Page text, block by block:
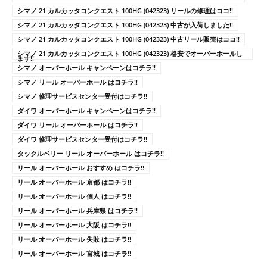
シマノ 21 カルカッタコンクエスト 100HG (042323) リールの修理はココ!!
シマノ 21 カルカッタコンクエスト 100HG (042323) 中古が入荷しました!!
シマノ 21 カルカッタコンクエスト 100HG (042323) 中古リール販売はココ!!
シマノ 21 カルカッタコンクエスト 100HG (042323) 格安でオーバーホールし
ます!!
シマノ オーバーホール キャンペーンはコチラ!!
シマノ リール オーバーホール はコチラ!!
シマノ 修理サービスセンター受付はコチラ!!
ダイワ オーバーホール キャンペーンはコチラ!!
ダイワ リール オーバーホール はコチラ!!
ダイワ 修理サービスセンター受付はコチラ!!
タックルベリー リール オーバーホール はコチラ!!
リール オーバーホール おすすめ はコチラ!!
リール オーバーホール 京都 はコチラ!!
リール オーバーホール 個人 はコチラ!!
リール オーバーホール 兵庫県 はコチラ!!
リール オーバーホール 大阪 はコチラ!!
リール オーバーホール 失敗 はコチラ!!
リール オーバーホール 宮城 はコチラ!!